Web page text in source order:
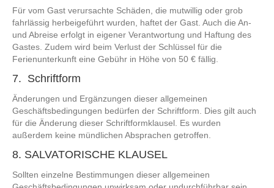
Für vom Gast verursachte Schäden, die mutwillig oder grob
fahrlässig herbeigeführt wurden, haftet der Gast. Auch die An-
und Abreise erfolgt in eigener Verantwortung und Haftung des
Gastes. Zudem wird beim Verlust der Schlüssel für die
Ferienunterkunft eine Gebühr in Höhe von 50 € fällig.
7. Schriftform
Änderungen und Ergänzungen dieser allgemeinen
Geschäftsbedingungen bedürfen der Schriftform. Dies gilt auch
für die Änderung dieser Schriftformklausel. Es wurden
außerdem keine mündlichen Absprachen getroffen.
8. SALVATORISCHE KLAUSEL
Sollten einzelne Bestimmungen dieser allgemeinen